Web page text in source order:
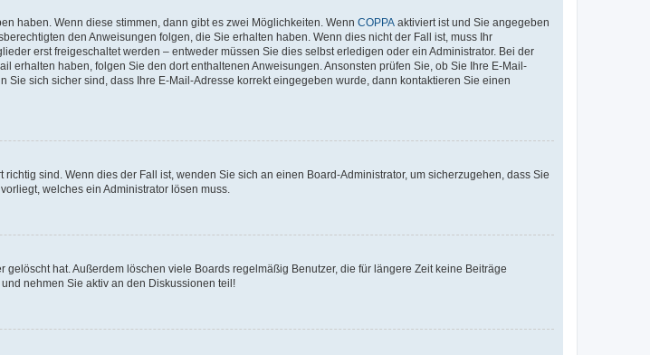
haben. Wenn diese stimmen, dann gibt es zwei Möglichkeiten. Wenn COPPA aktiviert ist und Sie angegeben
den Anweisungen folgen, die Sie erhalten haben. Wenn dies nicht der Fall ist, muss Ihr
erst freigeschaltet werden – entweder müssen Sie dies selbst erledigen oder ein Administrator. Bei der
erhalten haben, folgen Sie den dort enthaltenen Anweisungen. Ansonsten prüfen Sie, ob Sie Ihre E-Mail-
sich sicher sind, dass Ihre E-Mail-Adresse korrekt eingegeben wurde, dann kontaktieren Sie einen
sind. Wenn dies der Fall ist, wenden Sie sich an einen Board-Administrator, um sicherzugehen, dass Sie
welches ein Administrator lösen muss.
hat. Außerdem löschen viele Boards regelmäßig Benutzer, die für längere Zeit keine Beiträge
nehmen Sie aktiv an den Diskussionen teil!